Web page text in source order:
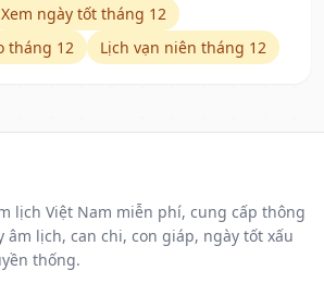
Xem ngày tốt tháng 12
tháng 12
Lịch vạn niên tháng 12
lịch Việt Nam miễn phí, cung cấp thông
âm lịch, can chi, con giáp, ngày tốt xấu
thống.